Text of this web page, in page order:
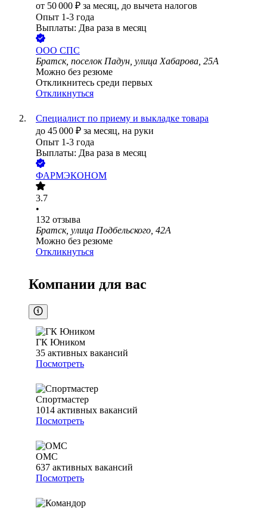
от 50 000 ₽ за месяц, до вычета налогов
Опыт 1-3 года
Выплаты: Два раза в месяц
ООО СПС
Братск, поселок Падун, улица Хабарова, 25А
Можно без резюме
Откликнитесь среди первых
Откликнуться
Специалист по приему и выкладке товара
до 45 000 ₽ за месяц, на руки
Опыт 1-3 года
Выплаты: Два раза в месяц
ФАРМЭКОНОМ
3.7
•
132 отзыва
Братск, улица Подбельского, 42А
Можно без резюме
Откликнуться
Компании для вас
ГК Юником
35 активных вакансий
Посмотреть
Спортмастер
1014 активных вакансий
Посмотреть
ОМС
637 активных вакансий
Посмотреть